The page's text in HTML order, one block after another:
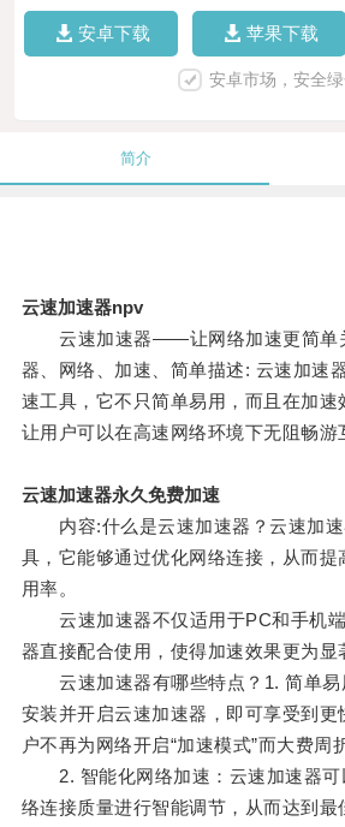
安卓下载 苹果下载
安卓市场，安全
简介
云速加速器npv
云速加速器——让网络加速更简单
器、网络、加速、简单描述: 云速加速
速工具，它不只简单易用，而且在加速
让用户可以在高速网络环境下无阻畅游
云速加速器永久免费加速
内容:什么是云速加速器？云速加速
具，它能够通过优化网络连接，从而提
用率。
云速加速器不仅适用于PC和手机端
器直接配合使用，使得加速效果更为显
云速加速器有哪些特点？1. 简单易
安装并开启云速加速器，即可享受到更
户不再为网络开启“加速模式”而大费周
2. 智能化网络加速：云速加速器可
络连接质量进行智能调节，从而达到最